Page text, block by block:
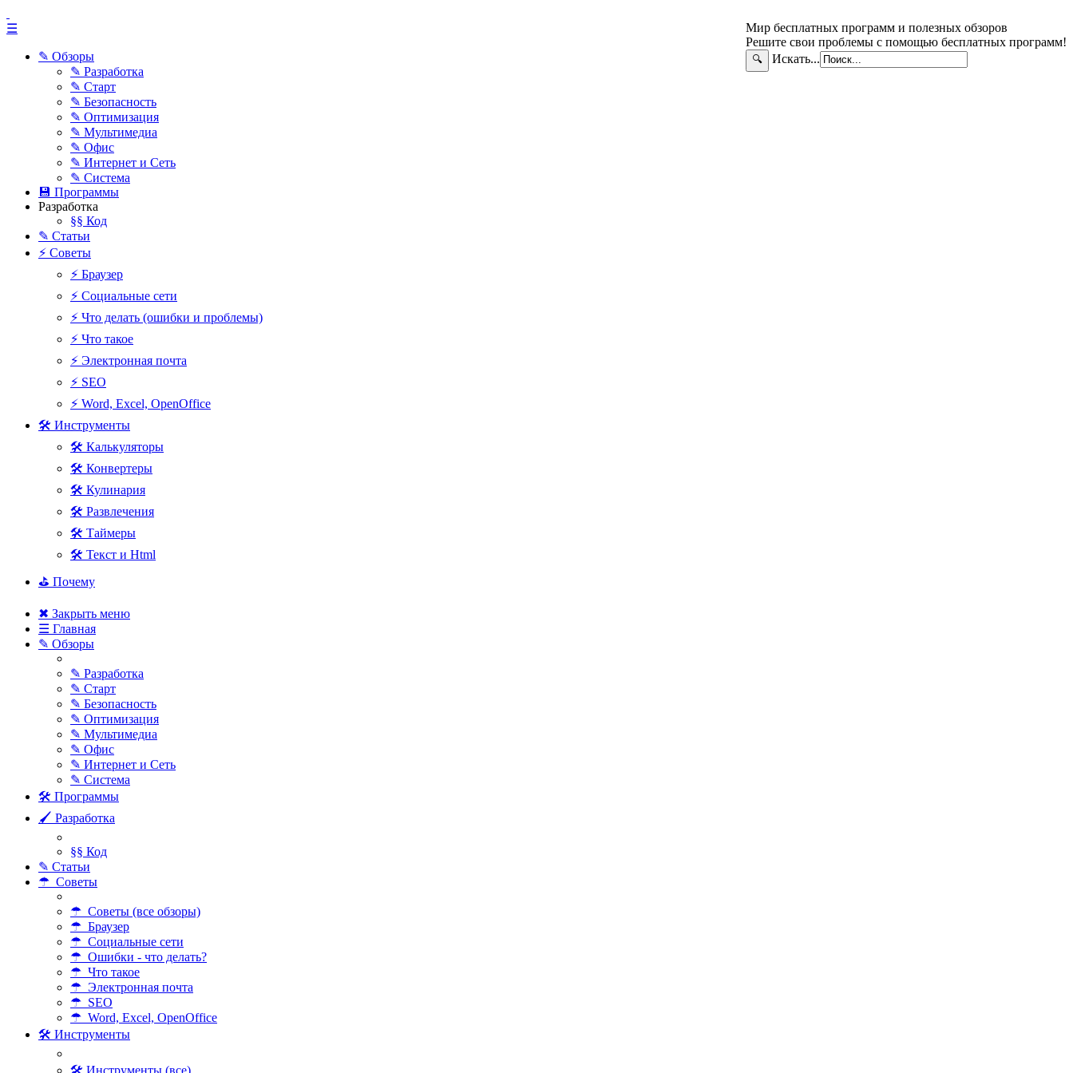
Мир бесплатных программ и полезных обзоров
Решите свои проблемы с помощью бесплатных программ!
🔍 Искать...
☰
✎ Обзоры
✎ Разработка
✎ Старт
✎ Безопасность
✎ Оптимизация
✎ Мультимедиа
✎ Офис
✎ Интернет и Сеть
✎ Система
💾 Программы
Разработка
§§ Код
✎ Статьи
⚡ Советы
⚡ Браузер
⚡ Социальные сети
⚡ Что делать (ошибки и проблемы)
⚡ Что такое
⚡ Электронная почта
⚡ SEO
⚡ Word, Excel, OpenOffice
🛠 Инструменты
🛠 Калькуляторы
🛠 Конвертеры
🛠 Кулинария
🛠 Развлечения
🛠 Таймеры
🛠 Текст и Html
⛳ Почему
✖ Закрыть меню
☰ Главная
✎ Обзоры
✎ Разработка
✎ Старт
✎ Безопасность
✎ Оптимизация
✎ Мультимедиа
✎ Офис
✎ Интернет и Сеть
✎ Система
🛠 Программы
🖌 Разработка
§§ Код
✎ Статьи
☂ Советы
☂ Советы (все обзоры)
☂ Браузер
☂ Социальные сети
☂ Ошибки - что делать?
☂ Что такое
☂ Электронная почта
☂ SEO
☂ Word, Excel, OpenOffice
🛠 Инструменты
🛠 Инструменты (все)